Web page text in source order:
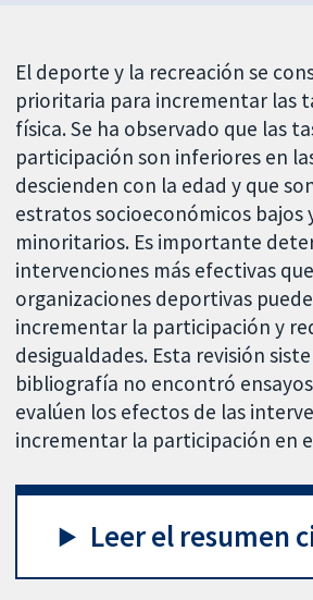
El deporte y la recreación se
prioritaria para incrementar las
física. Se ha observado que las
participación son inferiores en
descienden con la edad y que
estratos socioeconómicos bajos
minoritarios. Es importante
intervenciones más efectivas
organizaciones deportivas
incrementar la participación y
desigualdades. Esta revisión
bibliografía no encontró
evalúen los efectos de las
incrementar la participación en
Leer el resumen